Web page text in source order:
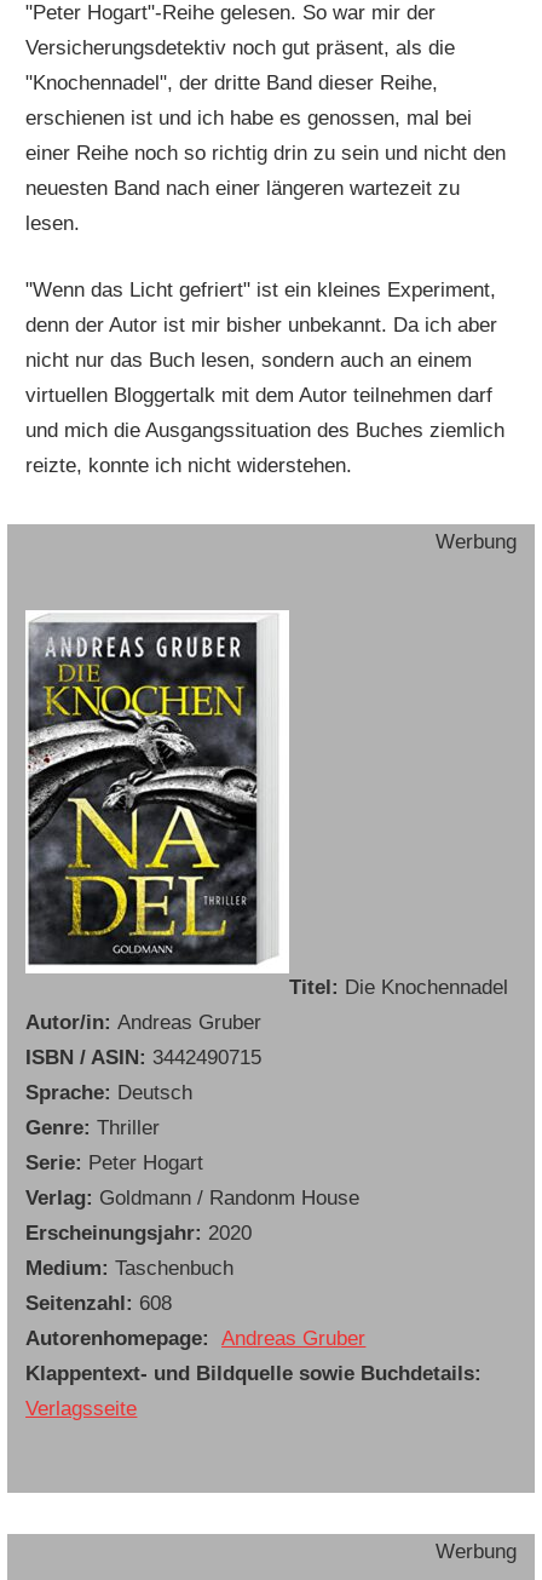
"Peter Hogart"-Reihe gelesen. So war mir der
Versicherungsdetektiv noch gut präsent, als die
"Knochennadel", der dritte Band dieser Reihe,
erschienen ist und ich habe es genossen, mal bei
einer Reihe noch so richtig drin zu sein und nicht den
neuesten Band nach einer längeren wartezeit zu
lesen.
"Wenn das Licht gefriert" ist ein kleines Experiment,
denn der Autor ist mir bisher unbekannt. Da ich aber
nicht nur das Buch lesen, sondern auch an einem
virtuellen Bloggertalk mit dem Autor teilnehmen darf
und mich die Ausgangssituation des Buches ziemlich
reizte, konnte ich nicht widerstehen.
Werbung
Titel: Die Knochennadel
Autor/in:Andreas Gruber
ISBN / ASIN: 3442490715
Sprache: Deutsch
Genre:Thriller
Serie: Peter Hogart
Verlag: Goldmann / Randonm House
Erscheinungsjahr: 2020
Medium:Taschenbuch
Seitenzahl: 608
Autorenhomepage:Andreas Gruber
Klappentext- und Bildquelle sowie Buchdetails:
Verlagsseite
Werbung